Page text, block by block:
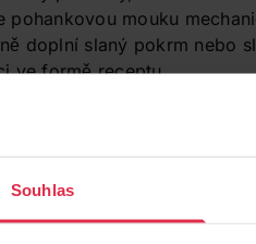
Souhlas
pohankovou mouku
doplní slaný pokrm nebo
ve formě receptu.